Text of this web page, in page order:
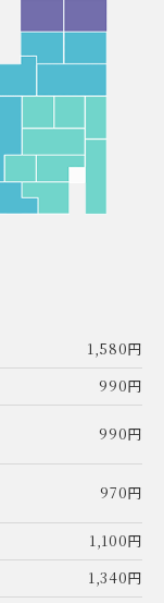
1,580円
990円
990円
970円
1,100円
1,340円